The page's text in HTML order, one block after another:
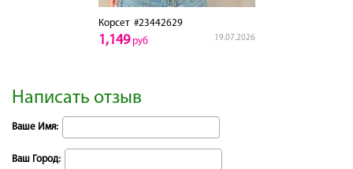
Корсет#23442629
19.07.2026
1,149руб
Написать отзыв
Ваше Имя:
Ваш Город: